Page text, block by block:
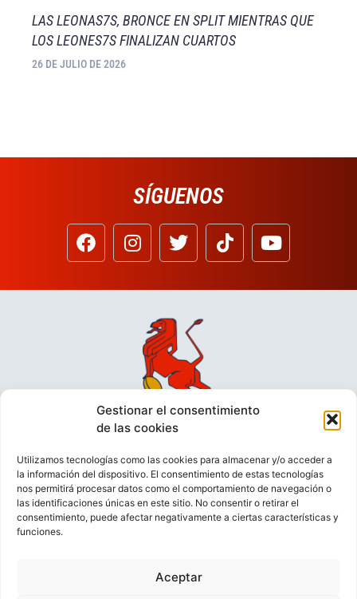
Gestionar el consentimiento
de las cookies
Utilizamos tecnologías como las cookies para almacenar y/o acceder a
la información del dispositivo. El consentimiento de estas tecnologías
nos permitirá procesar datos como el comportamiento de navegación o
las identificaciones únicas en este sitio. No consentir o retirar el
consentimiento, puede afectar negativamente a ciertas características y
funciones.
Aceptar
LAS LEONAS7S, BRONCE EN SPLIT MIENTRAS QUE
LOS LEONES7S FINALIZAN CUARTOS
26 DE JULIO DE 2026
SÍGUENOS
VIDEOCONFERENCIAS
POLÍTICA DE PRIVACIDAD